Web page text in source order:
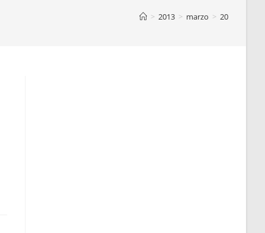
> 2013 > marzo > 20